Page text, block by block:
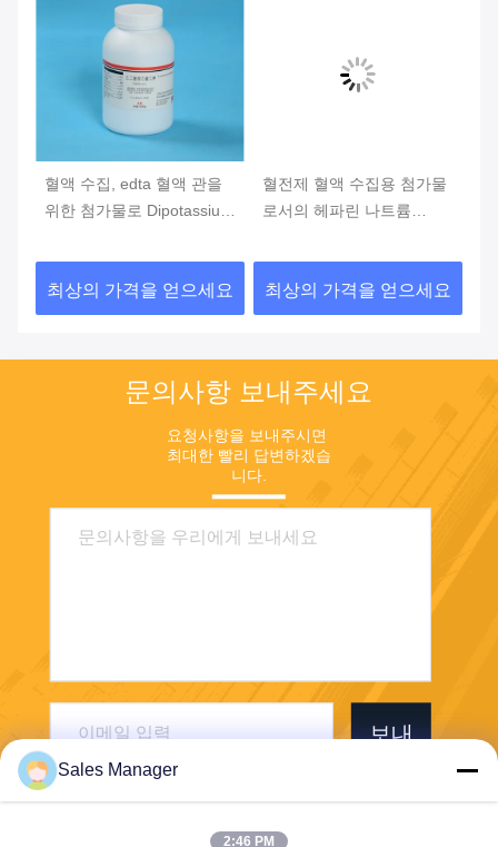
혈액 수집, edta 혈액 관을
위한 첨가물로 Dipotassium
최상의 가격을 얻으세요
혈전제 혈액 수집용 첨가물
로서의 헤파린 나트륨
최상의 가격을 얻으세요
문의사항 보내주세요
요청사항을 보내주시면
최대한 빨리 답변하겠습
니다.
보내
Sales Manager
2:46 PM